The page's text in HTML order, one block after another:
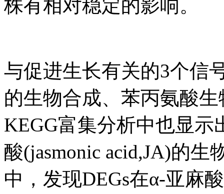
株有相对稳定的影响。
与促进生长有关的3个信
的生物合成、苯丙氨酸
KEGG富集分析中也显
酸(jasmonic acid,JA)的
中，发现DEGs在α-亚麻